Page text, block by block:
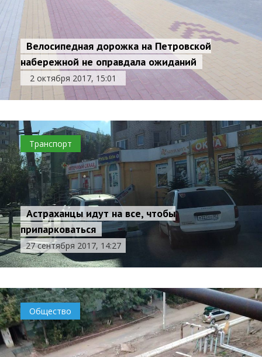
Велосипедная дорожка на Петровской
набережной не оправдала ожиданий
2 октября 2017, 15:01
Транспорт
Астраханцы идут на все, чтобы
припарковаться
27 сентября 2017, 14:27
Общество